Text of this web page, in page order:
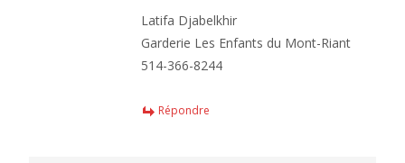
Latifa Djabelkhir
Garderie Les Enfants du Mont-Riant
514-366-8244
Répondre